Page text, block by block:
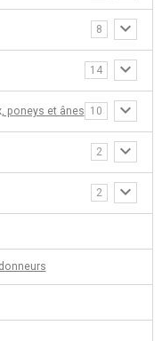
8
14
poneys et ânes 10
2
2